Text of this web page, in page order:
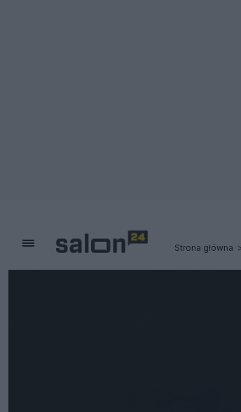
Strona główna